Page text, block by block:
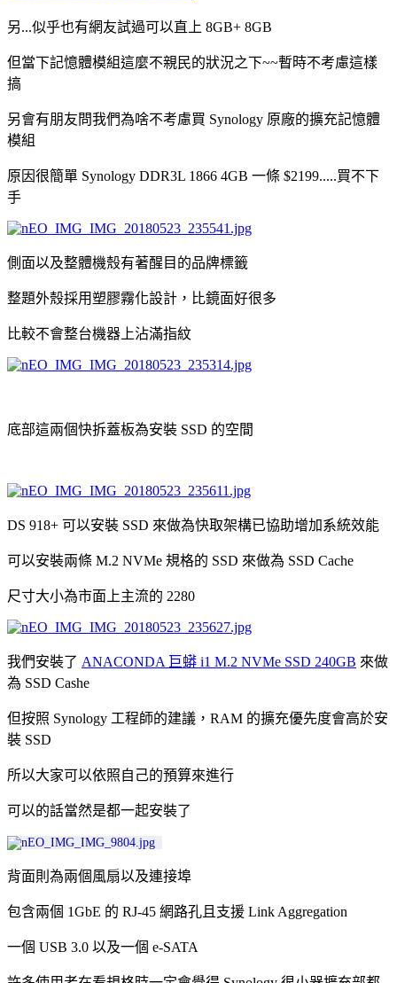
另...似乎也有網友試過可以直上 8GB+ 8GB
但當下記憶體模組這麼不親民的狀況之下~~暫時不考慮這樣
搞
另會有朋友問我們為啥不考慮買 Synology 原廠的擴充記憶體
模組
原因很簡單 Synology DDR3L 1866 4GB 一條 $2199.....買不下
手
側面以及整體機殼有著醒目的品牌標籤
整題外殼採用塑膠霧化設計，比鏡面好很多
比較不會整台機器上沾滿指紋
底部這兩個快拆蓋板為安裝 SSD 的空間
DS 918+ 可以安裝 SSD 來做為快取架構已協助增加系統效能
可以安裝兩條 M.2 NVMe 規格的 SSD 來做為 SSD Cache
尺寸大小為市面上主流的 2280
我們安裝了 ANACONDA 巨蟒 i1 M.2 NVMe SSD 240GB 來做
為 SSD Cashe
但按照 Synology 工程師的建議，RAM 的擴充優先度會高於安
裝 SSD
所以大家可以依照自己的預算來進行
可以的話當然是都一起安裝了
背面則為兩個風扇以及連接埠
包含兩個 1GbE 的 RJ-45 網路孔且支援 Link Aggregation
一個 USB 3.0 以及一個 e-SATA